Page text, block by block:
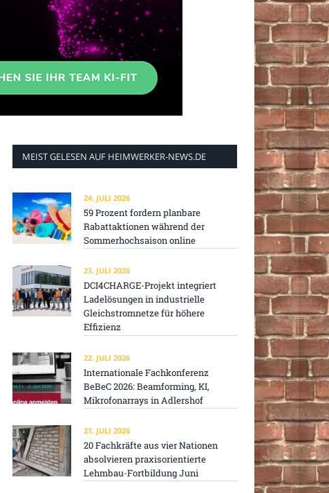
MEIST GELESEN AUF HEIMWERKER-NEWS.DE
24. JULI 2026
59 Prozent fordern planbare
Rabattaktionen während der
Sommerhochsaison online
23. JULI 2026
DCI4CHARGE-Projekt integriert
Ladelösungen in industrielle
Gleichstromnetze für höhere
Effizienz
22. JULI 2026
Internationale Fachkonferenz
BeBeC 2026: Beamforming, KI,
Mikrofonarrays in Adlershof
21. JULI 2026
20 Fachkräfte aus vier Nationen
absolvieren praxisorientierte
Lehmbau-Fortbildung Juni